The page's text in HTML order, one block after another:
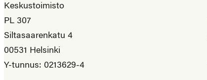
Keskustoimisto
PL 307
Siltasaarenkatu 4
00531 Helsinki
Y-tunnus: 0213629-4